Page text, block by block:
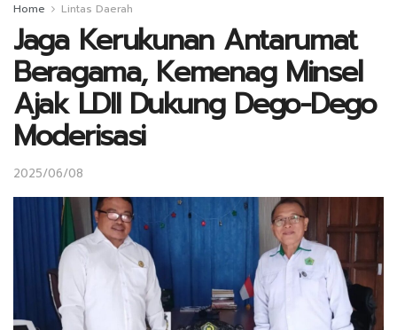
Home Lintas Daerah
Jaga Kerukunan Antarumat
Beragama, Kemenag Minsel
Ajak LDII Dukung Dego-Dego
Moderisasi
2025/06/08